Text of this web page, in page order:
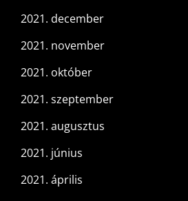
2021. december
2021. november
2021. október
2021. szeptember
2021. augusztus
2021. június
2021. április